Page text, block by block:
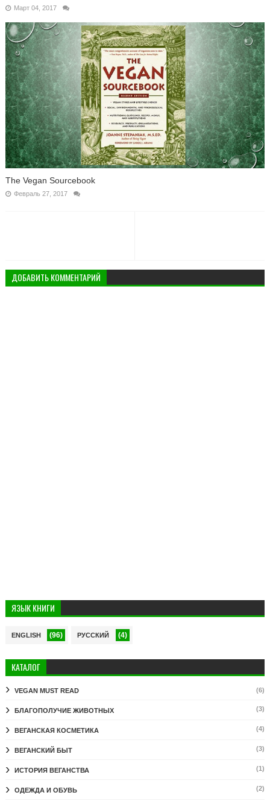
Март 04, 2017
The Vegan Sourcebook
Февраль 27, 2017
ДОБАВИТЬ КОММЕНТАРИЙ
ЯЗЫК КНИГИ
ENGLISH (96) РУССКИЙ (4)
КАТАЛОГ
VEGAN MUST READ (6)
БЛАГОПОЛУЧИЕ ЖИВОТНЫХ (3)
ВЕГАНСКАЯ КОСМЕТИКА (4)
ВЕГАНСКИЙ БЫТ (3)
ИСТОРИЯ ВЕГАНСТВА (1)
ОДЕЖДА И ОБУВЬ (2)